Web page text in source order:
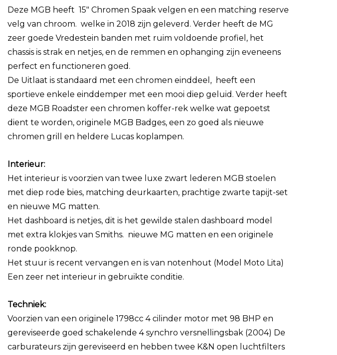
Deze MGB heeft 15″ Chromen Spaak velgen en een matching reserve
velg van chroom. welke in 2018 zijn geleverd. Verder heeft de MG
zeer goede Vredestein banden met ruim voldoende profiel, het
chassis is strak en netjes, en de remmen en ophanging zijn eveneens
perfect en functioneren goed.
De Uitlaat is standaard met een chromen einddeel, heeft een
sportieve enkele einddemper met een mooi diep geluid. Verder heeft
deze MGB Roadster een chromen koffer-rek welke wat gepoetst
dient te worden, originele MGB Badges, een zo goed als nieuwe
chromen grill en heldere Lucas koplampen.
Interieur:
Het interieur is voorzien van twee luxe zwart lederen MGB stoelen
met diep rode bies, matching deurkaarten, prachtige zwarte tapijt-set
en nieuwe MG matten.
Het dashboard is netjes, dit is het gewilde stalen dashboard model
met extra klokjes van Smiths. nieuwe MG matten en een originele
ronde pookknop.
Het stuur is recent vervangen en is van notenhout (Model Moto Lita)
Een zeer net interieur in gebruikte conditie.
Techniek:
Voorzien van een originele 1798cc 4 cilinder motor met 98 BHP en
gereviseerde goed schakelende 4 synchro versnellingsbak (2004) De
carburateurs zijn gereviseerd en hebben twee K&N open luchtfilters